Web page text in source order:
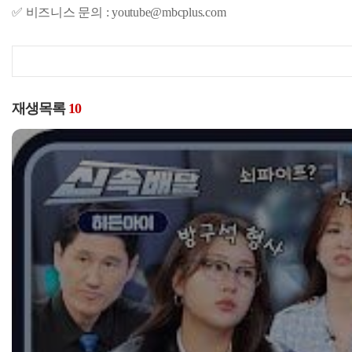
✅ 비즈니스 문의 : youtube@mbcplus.com
재생목록 10